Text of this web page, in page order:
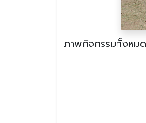
ภาพกิจกรรมทั้งหมด